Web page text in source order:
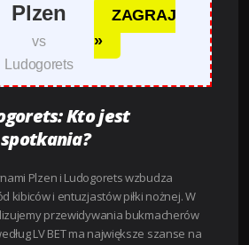
Plzen
vs
Ludogorets
ZAGRAJ
»
Kto jest
Plzen i Ludogorets wzbudza
kibiców i entuzjastów piłki nożnej. W
przewidywania bukmacherów
LV BET ma największe szanse na